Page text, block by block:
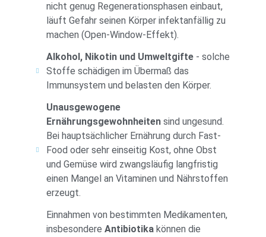
nicht genug Regenerationsphasen einbaut,
läuft Gefahr seinen Körper infektanfällig zu
machen (Open-Window-Effekt).
Alkohol, Nikotin und Umweltgifte- solche
Stoffe schädigen im Übermaß das
Immunsystem und belasten den Körper.
Unausgewogene
Ernährungsgewohnheitensind ungesund.
Bei hauptsächlicher Ernährung durch Fast-
Food oder sehr einseitig Kost, ohne Obst
und Gemüse wird zwangsläufig langfristig
einen Mangel an Vitaminen und Nährstoffen
erzeugt.
Einnahmen von bestimmten Medikamenten,
insbesondere Antibiotikakönnen die